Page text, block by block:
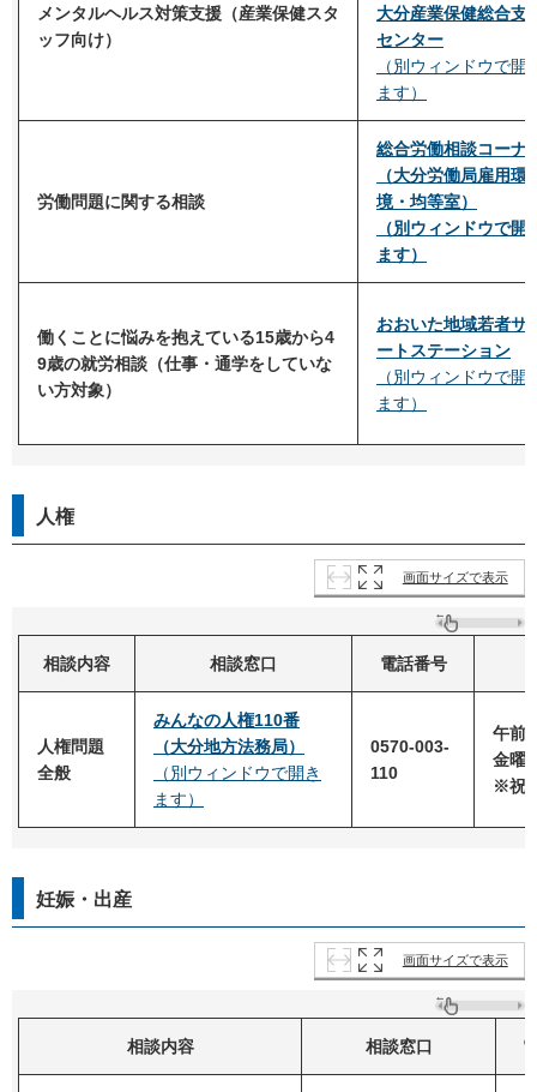
メンタルヘルス対策支援（産業保健スタ
ッフ向け）
大分産業保健総合支
センター
（別ウィンドウで開
ます）
労働問題に関する相談
総合労働相談コーナ
（大分労働局雇用環
境・均等室）
（別ウィンドウで開
ます）
働くことに悩みを抱えている15歳から4
9歳の就労相談（仕事・通学をしていな
い方対象）
おおいた地域若者サ
ートステーション
（別ウィンドウで開
ます）
人権
画面サイズで表示
相談内容 相談窓口 電話番号
人権問題
全般
みんなの人権110番
（大分地方法務局）
（別ウィンドウで開き
ます）
0570-003-
110
午前
金曜
※祝
妊娠・出産
画面サイズで表示
相談内容 相談窓口